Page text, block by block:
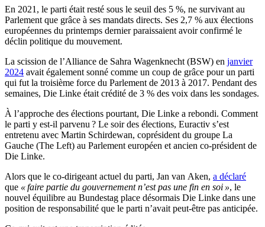
En 2021, le parti était resté sous le seuil des 5 %, ne survivant au
Parlement que grâce à ses mandats directs. Ses 2,7 % aux élections
européennes du printemps dernier paraissaient avoir confirmé le
déclin politique du mouvement.
La scission de l’Alliance de Sahra Wagenknecht (BSW) en janvier
2024 avait également sonné comme un coup de grâce pour un parti
qui fut la troisième force du Parlement de 2013 à 2017. Pendant des
semaines, Die Linke était crédité de 3 % des voix dans les sondages.
À l’approche des élections pourtant, Die Linke a rebondi. Comment
le parti y est-il parvenu ? Le soir des élections, Euractiv s’est
entretenu avec Martin Schirdewan, coprésident du groupe La
Gauche (The Left) au Parlement européen et ancien co-président de
Die Linke.
Alors que le co-dirigeant actuel du parti, Jan van Aken, a déclaré
que « faire partie du gouvernement n’est pas une fin en soi », le
nouvel équilibre au Bundestag place désormais Die Linke dans une
position de responsabilité que le parti n’avait peut-être pas anticipée.